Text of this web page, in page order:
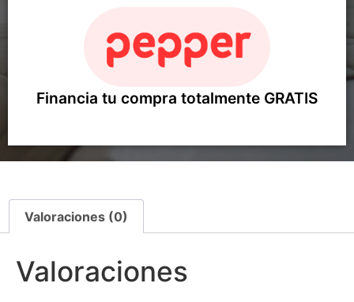
Financia tu compra totalmente GRATIS
Valoraciones (0)
Valoraciones